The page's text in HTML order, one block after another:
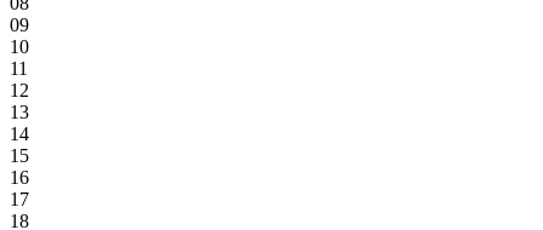
09
10
11
12
13
14
15
16
17
18